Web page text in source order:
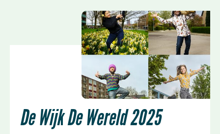
De Wijk De Wereld 2025